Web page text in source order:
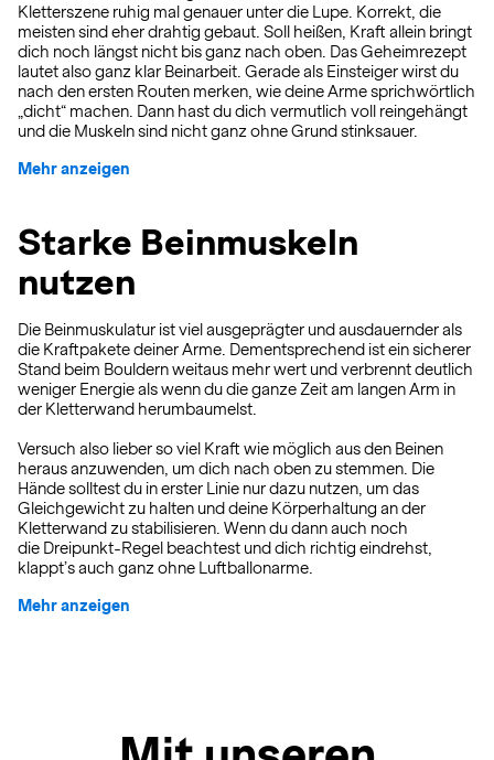
Kletterszene ruhig mal genauer unter die Lupe. Korrekt, die
meisten sind eher drahtig gebaut. Soll heißen, Kraft allein bringt
dich noch längst nicht bis ganz nach oben. Das Geheimrezept
lautet also ganz klar Beinarbeit. Gerade als Einsteiger wirst du
nach den ersten Routen merken, wie deine Arme sprichwörtlich
„dicht“ machen. Dann hast du dich vermutlich voll reingehängt
und die Muskeln sind nicht ganz ohne Grund stinksauer.
Mehr anzeigen
Starke Beinmuskeln
nutzen
Die Beinmuskulatur ist viel ausgeprägter und ausdauernder als
die Kraftpakete deiner Arme. Dementsprechend ist ein sicherer
Stand beim Bouldern weitaus mehr wert und verbrennt deutlich
weniger Energie als wenn du die ganze Zeit am langen Arm in
der Kletterwand herumbaumelst.
Versuch also lieber so viel Kraft wie möglich aus den Beinen
heraus anzuwenden, um dich nach oben zu stemmen. Die
Hände solltest du in erster Linie nur dazu nutzen, um das
Gleichgewicht zu halten und deine Körperhaltung an der
Kletterwand zu stabilisieren. Wenn du dann auch noch
die Dreipunkt-Regel beachtest und dich richtig eindrehst,
klappt’s auch ganz ohne Luftballonarme.
Mehr anzeigen